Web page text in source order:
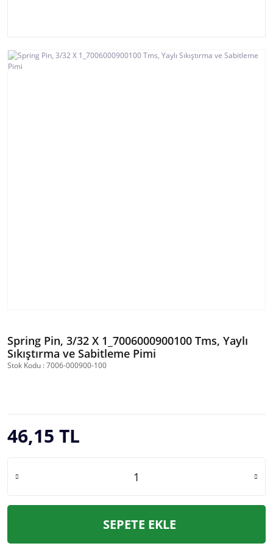
Spring Pin, 3/32 X 1_7006000900100 Tms, Yaylı
Sıkıştırma ve Sabitleme Pimi
Stok Kodu : 7006-000900-100
46,15 TL
SEPETE EKLE